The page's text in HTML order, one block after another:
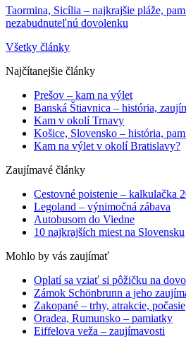
Taormina, Sicília – najkrajšie pláže,
nezabudnuteľnú dovolenku
Všetky články
Najčítanejšie články
Prešov – kam na výlet
Banská Štiavnica – história,
Kam v okolí Trnavy
Košice, Slovensko – história,
Kam na výlet v okolí Bratislavy?
Zaujímavé články
Cestovné poistenie – kalkulačka
Legoland – výnimočná zábava
Autobusom do Viedne
10 najkrajších miest na Slovensku
Mohlo by vás zaujímať
Oplatí sa vziať si pôžičku na
Zámok Schönbrunn a jeho
Zakopané – trhy, atrakcie, počasie
Oradea, Rumunsko – pamiatky
Eiffelova veža – zaujímavosti